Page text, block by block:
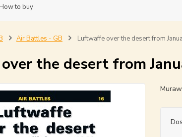
to buy
Air Battles - GB Luftwaffe over the desert from
the desert from